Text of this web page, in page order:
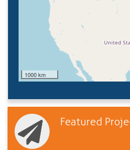
1000 km
Featured